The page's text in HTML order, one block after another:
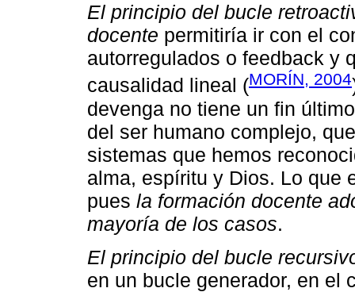
El principio del bucle
docente permitiría ir con el
autorregulados o feedback y
causalidad lineal (MORÍN, 2004
devenga no tiene un fin
del ser humano complejo,
sistemas que hemos
alma, espíritu y Dios. Lo que
pues la formación docente
mayoría de los casos.
El principio del bucle
en un bucle generador, en el